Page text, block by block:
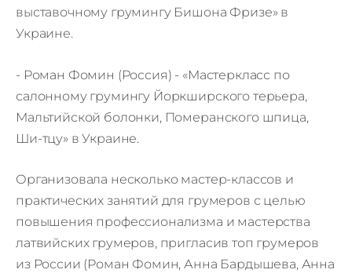
выставочному грумингу Бишона Фризе» в
Украине.
- Роман Фомин (Россия) - «Мастеркласс по
салонному грумингу Йоркширского терьера,
Мальтийской болонки, Померанского шпица,
Ши-тцу» в Украине.
Организовала несколько мастер-классов и
практических занятий для грумеров с целью
повышения профессионализма и мастерства
латвийских грумеров, пригласив топ грумеров
из России (Роман Фомин, Анна Бардышева, Анна